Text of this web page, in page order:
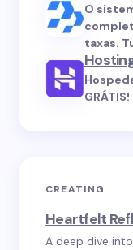
O
taxas.
GRÁTIS!
CREATING
Heartfelt
A deep dive